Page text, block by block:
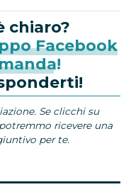
chiaro?
Facebook
Se clicchi su
ricevere una
per te.